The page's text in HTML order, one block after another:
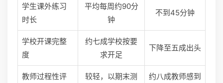
学生课外练习
时长
平均每周约90分
钟
不到45分钟
学校开课完整
度
约七成学校按要
求开足
下降至五成出头
教师过程性评
较轻，以期末测
约八成教师感到